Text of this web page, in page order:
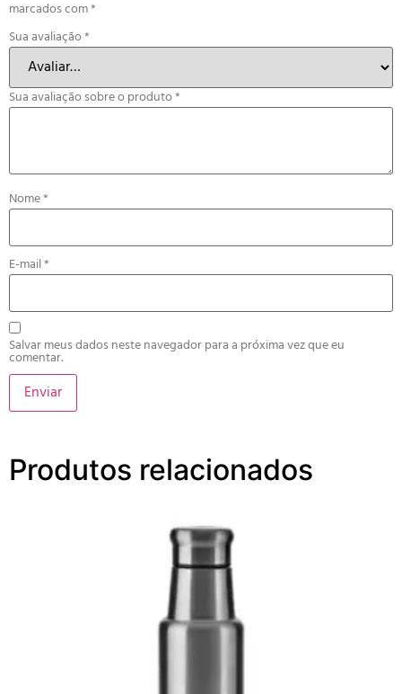
marcados com*
Sua avaliação*
Sua avaliação sobre o produto*
Nome*
E-mail*
Salvar meus dados neste navegador para a próxima vez que eu
comentar.
Produtos relacionados